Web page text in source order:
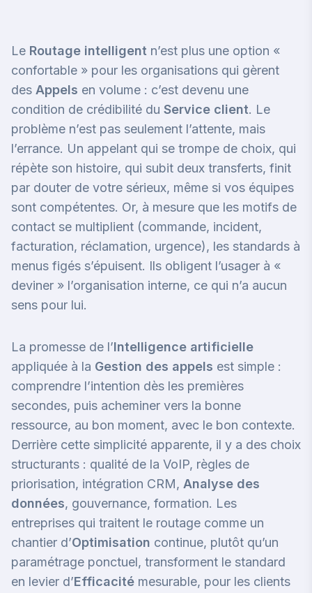
Le Routage intelligent n’est plus une option «
confortable » pour les organisations qui gèrent
des Appels en volume : c’est devenu une
condition de crédibilité du Service client. Le
problème n’est pas seulement l’attente, mais
l’errance. Un appelant qui se trompe de choix, qui
répète son histoire, qui subit deux transferts, finit
par douter de votre sérieux, même si vos équipes
sont compétentes. Or, à mesure que les motifs de
contact se multiplient (commande, incident,
facturation, réclamation, urgence), les standards à
menus figés s’épuisent. Ils obligent l’usager à «
deviner » l’organisation interne, ce qui n’a aucun
sens pour lui.
La promesse de l’Intelligence artificielle
appliquée à la Gestion des appels est simple :
comprendre l’intention dès les premières
secondes, puis acheminer vers la bonne
ressource, au bon moment, avec le bon contexte.
Derrière cette simplicité apparente, il y a des choix
structurants : qualité de la VoIP, règles de
priorisation, intégration CRM, Analyse des
données, gouvernance, formation. Les
entreprises qui traitent le routage comme un
chantier d’Optimisation continue, plutôt qu’un
paramétrage ponctuel, transforment le standard
en levier d’Efficacité mesurable, pour les clients